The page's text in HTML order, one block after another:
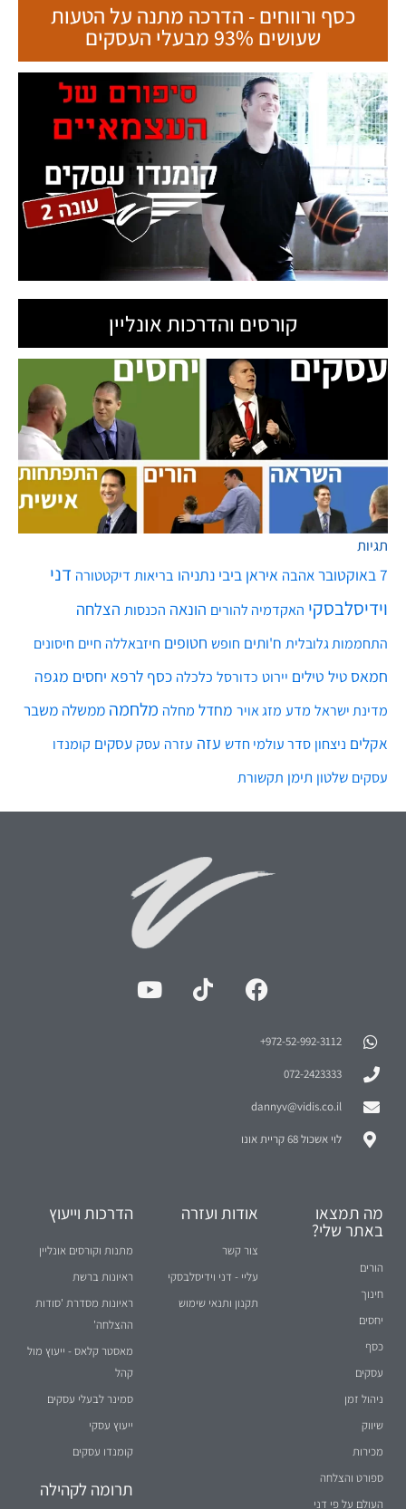
כסף ורווחים - הדרכה מתנה על הטעות
שעושים 93% מבעלי העסקים
קורסים והדרכות אונליין
תגיות
7 באוקטובר אהבה איראן ביבי נתניהו בריאות דיקטטורה דני
וידיסלבסקי האקדמיה להורים הונאה הכנסות הצלחה
התחממות גלובלית ח'ותים חופש חטופים חיזבאללה חיים חיסונים
חמאס טיל טילים יירוט כדורסל כלכלה כסף לרפא יחסים מגפה
מדינת ישראל מדע מזג אויר מחדל מחלה מלחמה ממשלה משבר
אקלים ניצחון סדר עולמי חדש עזה עזרה עסק עסקים קומנדו
עסקים שלטון תימן תקשורת
972-52-992-3112⁩+
072-2423333
dannyv@vidis.co.il
לוי אשכול 68 קריית אונו
מה תמצאו
באתר שלי?
הורים
חינוך
יחסים
כסף
עסקים
ניהול זמן
שיווק
מכירות
ספורט והצלחה
העולם על פי דני
אודות ועזרה
צור קשר
עליי - דני וידיסלבסקי
תקנון ותנאי שימוש
הדרכות וייעוץ
מתנות וקורסים אונליין
ראיונות ברשת
ראיונות מסדרת 'סודות
ההצלחה'
מאסטר קלאס - ייעוץ מול
קהל
סמינר לבעלי עסקים
ייעוץ עסקי
קומנדו עסקים
תרומה לקהילה